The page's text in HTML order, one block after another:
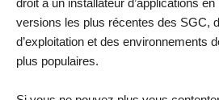
versions les plus récentes des SGC,
d’exploitation et des environnements
plus populaires.